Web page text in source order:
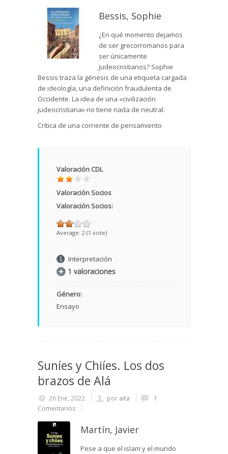
Bessis, Sophie
¿En qué momento dejamos
de ser grecorromanos para
ser únicamente
judeocristianos? Sophie
Bessis traza la génesis de una etiqueta cargada
de ideología, una definición fraudulenta de
Occidente. La idea de una «civilización
judeocristiana» no tiene nada de neutral.
Crítica de una corriente de pensamiento
Valoración CDL
Valoración Socios
Valoración Socios:
Average: 2 (1 vote)
Interpretación
1 valoraciones
Género:
Ensayo
Suníes y Chiíes. Los dos
brazos de Alá
26 Ene, 2022 por aita
1
Comentarios
Martín, Javier
Pese a que el islam y el mundo